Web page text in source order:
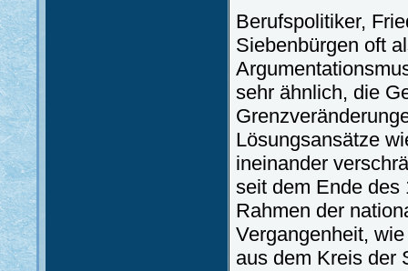
Berufspolitiker,
Siebenbürgen oft
sehr ähnlich, die
Lösungsansätze
ineinander
seit dem Ende des
Rahmen der
Vergangenheit,
aus dem Kreis der